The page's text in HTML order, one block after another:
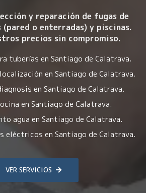
y reparación de fugas de
(pared o enterradas) y piscinas.
precios sin compromiso.
tuberías en Santiago de Calatrava.
en Santiago de Calatrava.
en Santiago de Calatrava.
en Santiago de Calatrava.
agua en Santiago de Calatrava.
eléctricos en Santiago de Calatrava.
VER SERVICIOS